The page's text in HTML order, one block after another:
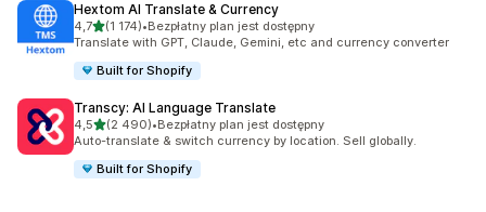
Hextom AI Translate & Currency
4,7na 5 gwiazdek
(1 174)
Łączna liczba recenzji: 1174
•Bezpłatny plan jest dostępny
Translate with GPT, Claude, Gemini, etc and currency converter
Built for Shopify
Transcy: AI Language Translate
4,5na 5 gwiazdek
(2 490)
Łączna liczba recenzji: 2490
•Bezpłatny plan jest dostępny
Auto-translate & switch currency by location. Sell globally.
Built for Shopify